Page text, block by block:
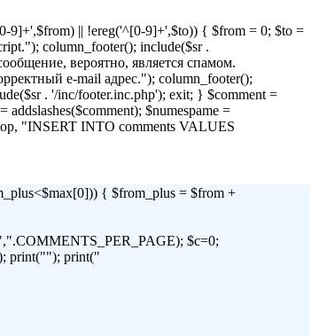
|| !ereg('^[0-9]+',$to)) { $from = 0; $to =
column_footer(); include($sr .
вероятно, является спамом.
e-mail адрес."); column_footer();
. '/inc/footer.inc.php'); exit; } $comment =
$numespame =
"INSERT INTO comments VALUES
{ $from_plus = $from +
$c=0;
print(""); print("